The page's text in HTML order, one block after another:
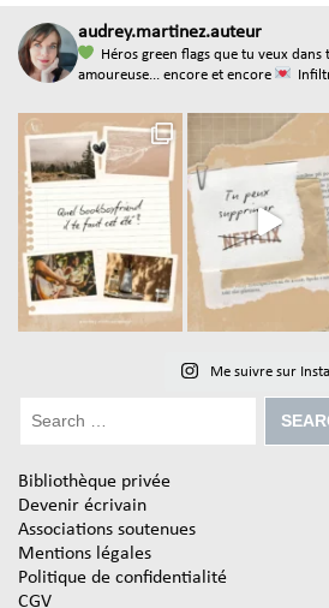
audrey.martinez.auteur
Héros green flags que tu veux dans
amoureuse... encore et encore
Me suivre sur
Bibliothèque privée
Devenir écrivain
Associations soutenues
Mentions légales
Politique de confidentialité
CGV